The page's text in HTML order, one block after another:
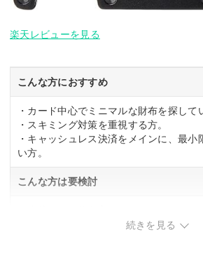
楽天レビューを見る
こんな方におすすめ
・カード中心でミニマルな財布を探して
・スキミング対策を重視する方。
・キャッシュレス決済をメインに、最小
い方。
こんな方は要検討
続きを見る